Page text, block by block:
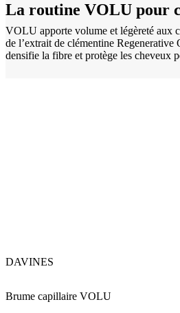
La routine VOLU pour
VOLU apporte volume et légèreté aux
de l’extrait de clémentine
densifie la fibre et protège les cheveux
DAVINES
Brume capillaire VOLU